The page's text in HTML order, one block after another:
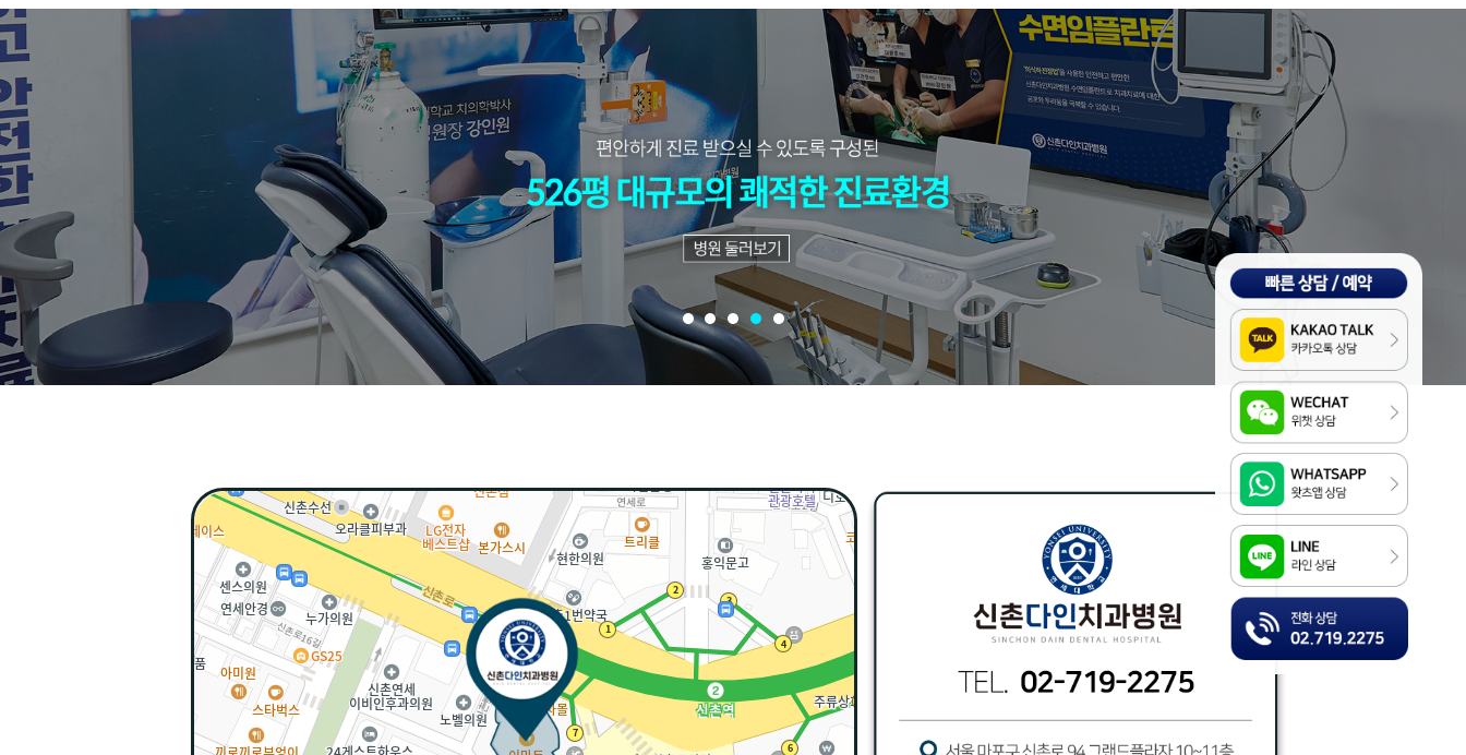
Kakao
WeChat
WhatsApp
LINE
전화상담